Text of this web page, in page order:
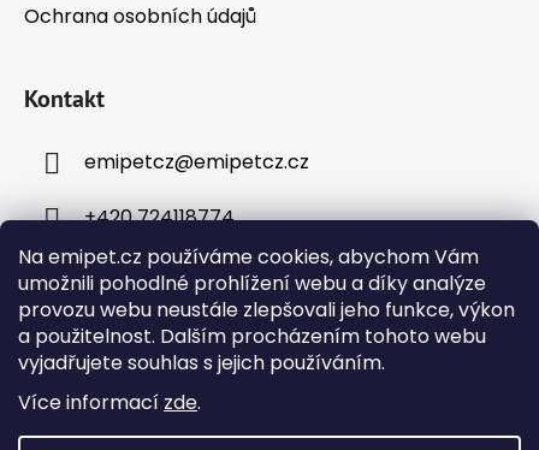
Na emipet.cz používáme cookies, abychom Vám
umožnili pohodlné prohlížení webu a díky analýze
provozu webu neustále zlepšovali jeho funkce, výkon
a použitelnost. Dalším procházením tohoto webu
vyjadřujete souhlas s jejich používáním.
Více informací zde.
Ochrana osobních údajů
Kontakt
emipetcz@emipetcz.cz
+420 724118774
Instagram